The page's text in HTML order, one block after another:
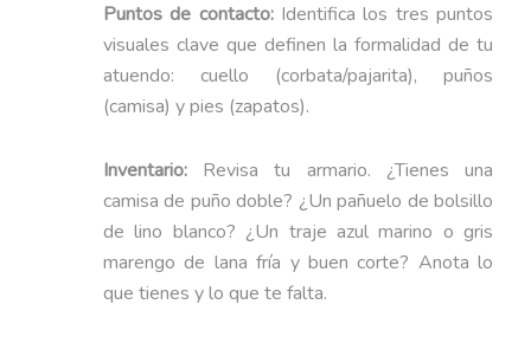
Puntos de contacto:Identifica los tres puntos
visuales clave que definen la formalidad de tu
atuendo: cuello (corbata/pajarita), puños
(camisa) y pies (zapatos).
Inventario: Revisa tu armario. ¿Tienes una
camisa de puño doble? ¿Un pañuelo de bolsillo
de lino blanco? ¿Un traje azul marino o gris
marengo de lana fría y buen corte? Anota lo
que tienes y lo que te falta.